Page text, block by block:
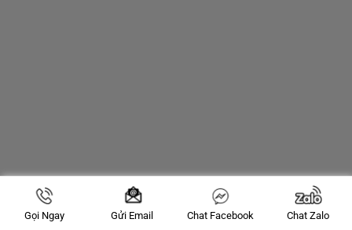
Gọi Ngay Gửi Email Chat Facebook Chat Zalo